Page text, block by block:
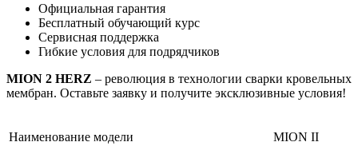
Официальная гарантия
Бесплатный обучающий курс
Сервисная поддержка
Гибкие условия для подрядчиков
MION 2 HERZ – революция в технологии сварки кровельных
мембран. Оставьте заявку и получите эксклюзивные условия!
Наименование модели
MION II